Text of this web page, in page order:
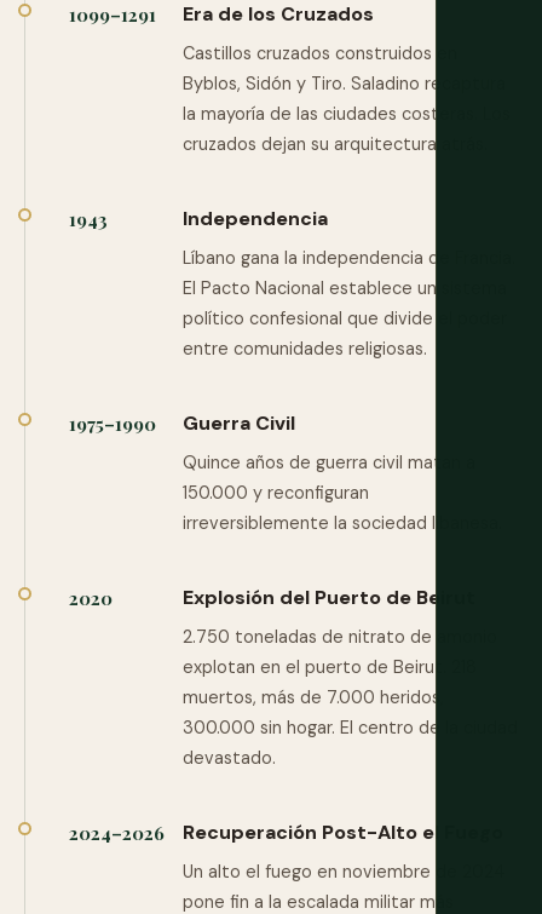
1099–1291 Era de los Cruzados
Castillos cruzados construidos en
Byblos, Sidón y Tiro. Saladino recaptura
la mayoría de las ciudades costeras. Los
cruzados dejan su arquitectura atrás.
1943 Independencia
Líbano gana la independencia de Francia.
El Pacto Nacional establece un sistema
político confesional que divide el poder
entre comunidades religiosas.
1975–1990 Guerra Civil
Quince años de guerra civil matan a
150.000 y reconfiguran
irreversiblemente la sociedad libanesa.
2020 Explosión del Puerto de Beirut
2.750 toneladas de nitrato de amonio
explotan en el puerto de Beirut. 218
muertos, más de 7.000 heridos,
300.000 sin hogar. El centro de la ciudad
devastado.
2024–2026 Recuperación Post-Alto el Fuego
Un alto el fuego en noviembre de 2024
pone fin a la escalada militar más